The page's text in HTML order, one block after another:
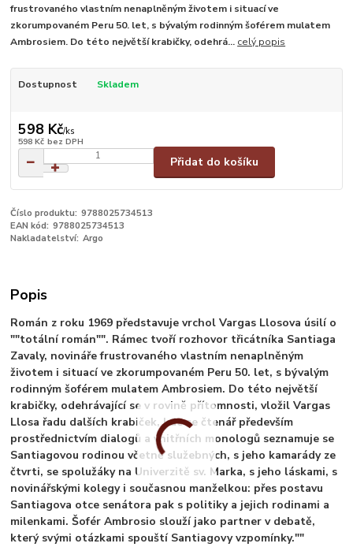
frustrovaného vlastním nenaplněným životem i situací ve
zkorumpovaném Peru 50. let, s bývalým rodinným šoférem mulatem
Ambrosiem. Do této největší krabičky, odehrá... celý popis
Dostupnost Skladem
598 Kč/ks
598 Kč bez DPH
Přidat do košíku
Číslo produktu: 9788025734513
EAN kód: 9788025734513
Nakladatelství: Argo
Popis
Román z roku 1969 představuje vrchol Vargas Llosova úsilí o
""totální román"". Rámec tvoří rozhovor třicátníka Santiaga
Zavaly, novináře frustrovaného vlastním nenaplněným
životem i situací ve zkorumpovaném Peru 50. let, s bývalým
rodinným šoférem mulatem Ambrosiem. Do této největší
krabičky, odehrávající se v rovině přítomnosti, vložil Vargas
Llosa řadu dalších krabiček, kde se čtenář především
prostřednictvím dialogů a vnitřních monologů seznamuje se
Santiagovou rodinou včetně služebných, s jeho kamarády ze
čtvrti, se spolužáky na Univerzitě sv. Marka, s jeho láskami, s
novinářskými kolegy i současnou manželkou: přes postavu
Santiagova otce senátora pak s politiky a jejich rodinami a
milenkami. Šofér Ambrosio slouží jako partner v debatě,
který svými otázkami spouští Santiagovy vzpomínky.""